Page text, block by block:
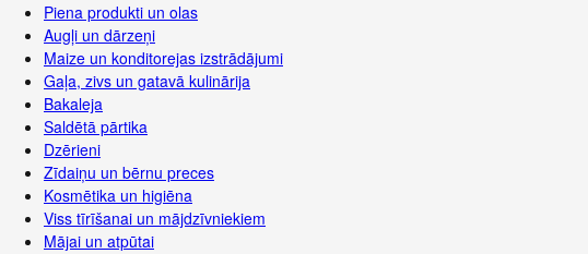
Piena produkti un olas
Augļi un dārzeņi
Maize un konditorejas izstrādājumi
Gaļa, zivs un gatavā kulinārija
Bakaleja
Saldētā pārtika
Dzērieni
Zīdaiņu un bērnu preces
Kosmētika un higiēna
Viss tīrīšanai un mājdzīvniekiem
Mājai un atpūtai